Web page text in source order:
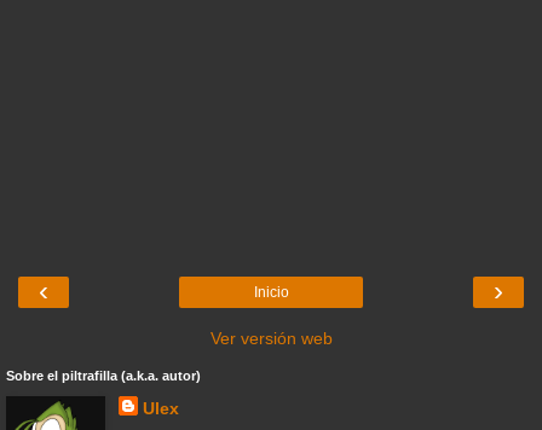
‹ ›
Inicio
Ver versión web
Sobre el piltrafilla (a.k.a. autor)
Ulex